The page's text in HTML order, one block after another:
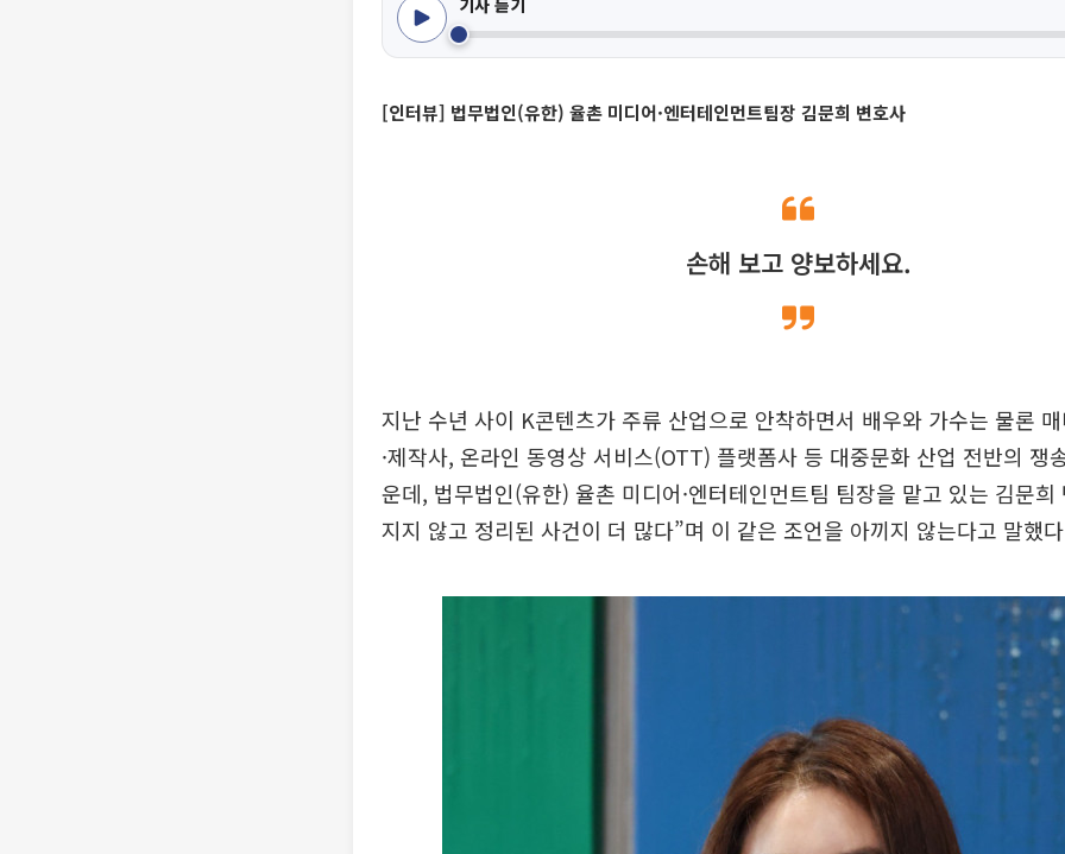
기사 듣기
[인터뷰] 법무법인(유한) 율촌 미디어·엔터테인먼트팀장 김문희 변호사
손해 보고 양보하세요.
지난 수년 사이 K콘텐츠가 주류 산업으로 안착하면서 배우와 가수는 물론
·제작사, 온라인 동영상 서비스(OTT) 플랫폼사 등 대중문화 산업 전반의 쟁
운데, 법무법인(유한) 율촌 미디어·엔터테인먼트팀 팀장을 맡고 있는 김문희
지지 않고 정리된 사건이 더 많다”며 이 같은 조언을 아끼지 않는다고 말했